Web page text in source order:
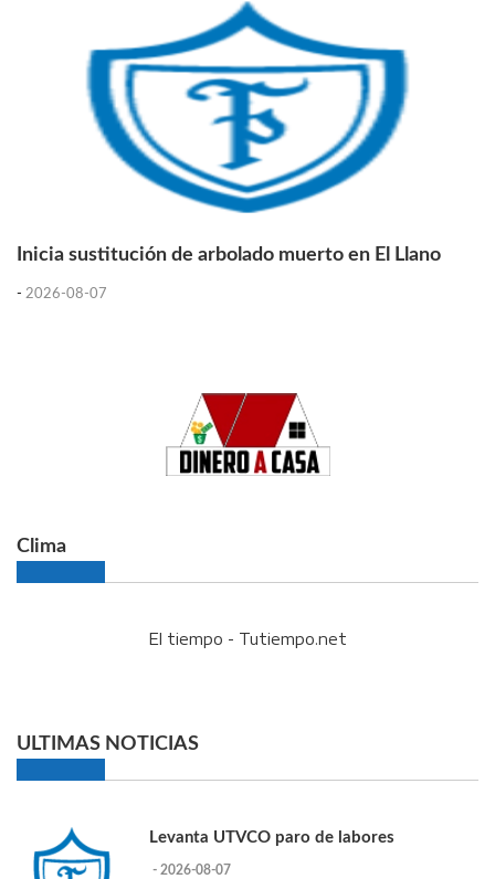
Inicia sustitución de arbolado muerto en El Llano
- 2026-08-07
Clima
El tiempo - Tutiempo.net
ULTIMAS NOTICIAS
Levanta UTVCO paro de labores
- 2026-08-07